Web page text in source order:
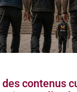
contenus